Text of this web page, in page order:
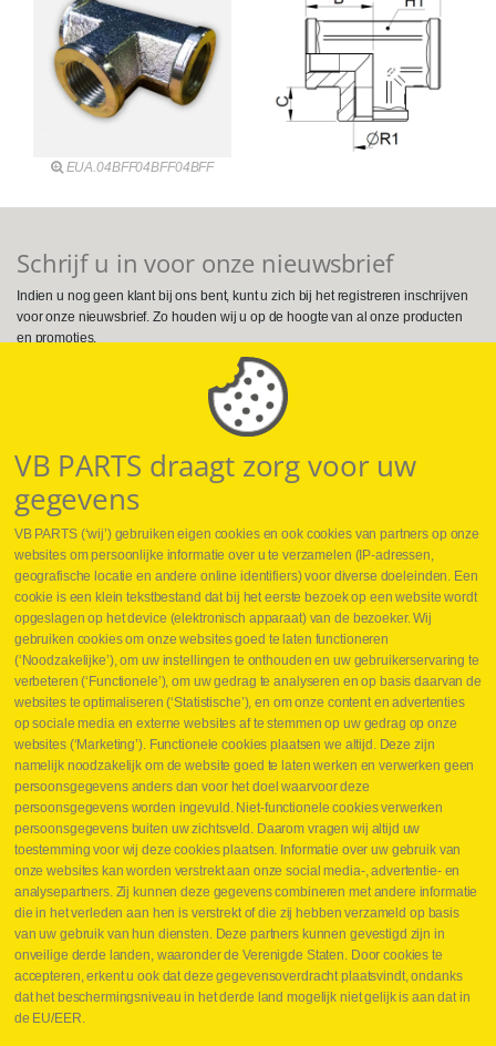
EUA.04BFF04BFF04BFF
Schrijf u in voor onze nieuwsbrief
Indien u nog geen klant bij ons bent, kunt u zich bij het registreren inschrijven
voor onze nieuwsbrief. Zo houden wij u op de hoogte van al onze producten
en promoties.
Volg ons op Social Media
Webshop
Nieuws
Jobs
Contact
Leveringen
Drukcontrole set
Persmaten
Herstellen cilinders
Hoe opmeten?
Hydrogroepen
Hydraulische slangen
Contact VB Parts
Abraham Hansstraat 7 ,B-8800 Roeselare
Tel. +32 (0)51 24 06 05
E-mail info@vbparts.be
⏳ Laatste maand Webtec-promotie!
VB PARTS draagt zorg voor uw
gegevens
VB PARTS (‘wij’) gebruiken eigen cookies en ook cookies van partners op onze
websites om persoonlijke informatie over u te verzamelen (IP-adressen,
geografische locatie en andere online identifiers) voor diverse doeleinden. Een
cookie is een klein tekstbestand dat bij het eerste bezoek op een website wordt
opgeslagen op het device (elektronisch apparaat) van de bezoeker. Wij
gebruiken cookies om onze websites goed te laten functioneren
(‘Noodzakelijke’), om uw instellingen te onthouden en uw gebruikerservaring te
verbeteren (‘Functionele’), om uw gedrag te analyseren en op basis daarvan de
websites te optimaliseren (‘Statistische’), en om onze content en advertenties
op sociale media en externe websites af te stemmen op uw gedrag op onze
websites (‘Marketing’). Functionele cookies plaatsen we altijd. Deze zijn
namelijk noodzakelijk om de website goed te laten werken en verwerken geen
persoonsgegevens anders dan voor het doel waarvoor deze
persoonsgegevens worden ingevuld. Niet-functionele cookies verwerken
persoonsgegevens buiten uw zichtsveld. Daarom vragen wij altijd uw
toestemming voor wij deze cookies plaatsen. Informatie over uw gebruik van
onze websites kan worden verstrekt aan onze social media-, advertentie- en
analysepartners. Zij kunnen deze gegevens combineren met andere informatie
die in het verleden aan hen is verstrekt of die zij hebben verzameld op basis
van uw gebruik van hun diensten. Deze partners kunnen gevestigd zijn in
onveilige derde landen, waaronder de Verenigde Staten. Door cookies te
accepteren, erkent u ook dat deze gegevensoverdracht plaatsvindt, ondanks
dat het beschermingsniveau in het derde land mogelijk niet gelijk is aan dat in
de EU/EER.